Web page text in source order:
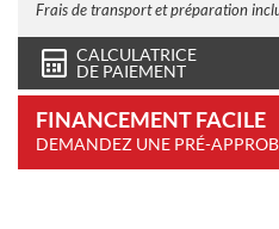
Frais de transport et préparation
CALCULATRICE
DE PAIEMENT
FINANCEMENT FACILE
DEMANDEZ UNE PRÉ-